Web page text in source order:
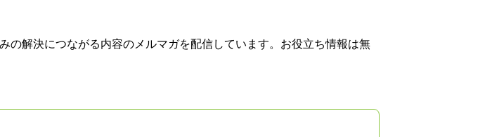
解決につながる内容のメルマガを配信しています。お役立ち情報は無